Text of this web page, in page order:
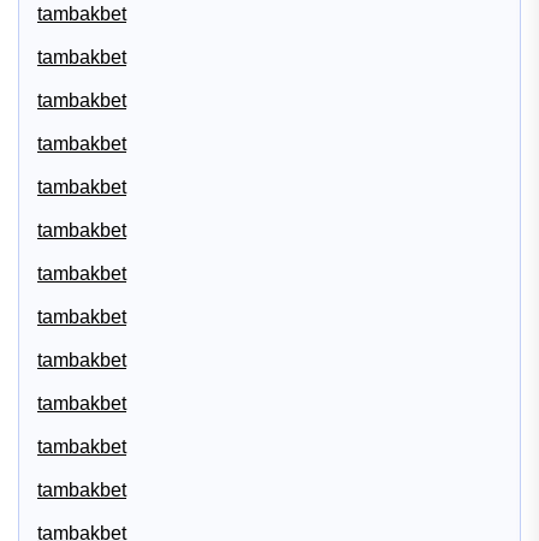
tambakbet
tambakbet
tambakbet
tambakbet
tambakbet
tambakbet
tambakbet
tambakbet
tambakbet
tambakbet
tambakbet
tambakbet
tambakbet